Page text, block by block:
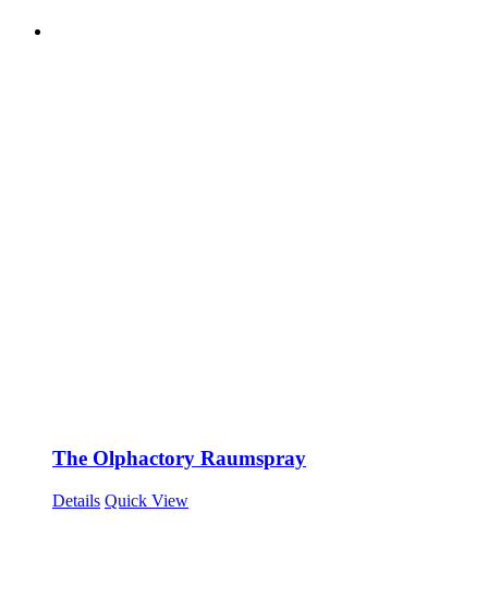
The Olphactory Raumspray
Details Quick View